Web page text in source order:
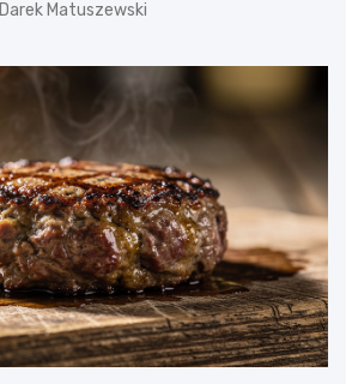
Darek Matuszewski